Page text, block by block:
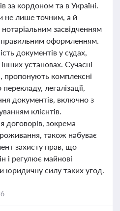
за кордоном та в Україні.
не лише точним, а й
засвідченням
правильним оформленням.
документів у судах,
установах. Сучасні
пропонують комплексні
легалізації,
документів, включно з
клієнтів.
договорів, зокрема
також набуває
захисту прав, що
і регулює майнові
юридичну силу таких угод.